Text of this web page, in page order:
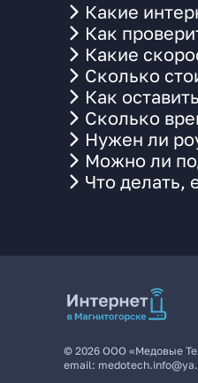
Какие
Как
Какие
Сколько
Как
Сколько
Нужен ли
Можно ли
Что делать,
© 2026 ООО «Медовые
email: